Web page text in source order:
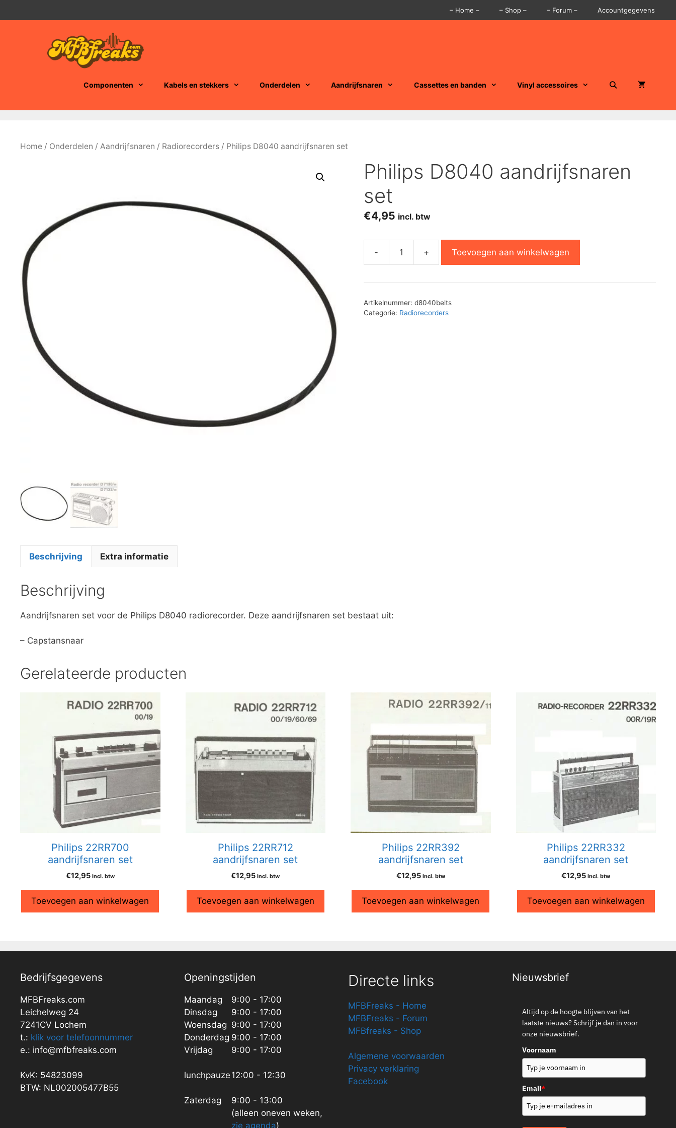
naar
– Home – – Shop – – Forum – Accountgegevens
Componenten Kabels en stekkers Onderdelen Aandrijfsnaren Cassettes en banden Vinyl accessoires
Home / Onderdelen / Aandrijfsnaren / Radiorecorders / Philips D8040 aandrijfsnaren set
Philips D8040 aandrijfsnaren
set
€4,95 incl. btw
-
aandrijfsnaren
aantal
+ Toevoegen aan winkelwagen
Artikelnummer: d8040belts
Categorie: Radiorecorders
Beschrijving Extra informatie
Beschrijving
Aandrijfsnaren set voor de Philips D8040 radiorecorder. Deze aandrijfsnaren set bestaat uit:
– Capstansnaar
Gerelateerde producten
Philips 22RR700
aandrijfsnaren set
€12,95 incl. btw
Toevoegen aan winkelwagen
Philips 22RR712
aandrijfsnaren set
€12,95 incl. btw
Toevoegen aan winkelwagen
Philips 22RR392
aandrijfsnaren set
€12,95 incl. btw
Toevoegen aan winkelwagen
Philips 22RR332
aandrijfsnaren set
€12,95 incl. btw
Toevoegen aan winkelwagen
Bedrijfsgegevens
MFBFreaks.com
Leichelweg 24
7241CV Lochem
t.: klik voor telefoonnummer
e.: info@mfbfreaks.com
KvK: 54823099
BTW: NL002005477B55
Openingstijden
Maandag
Dinsdag
Woensdag
Donderdag
Vrijdag
lunchpauze
Zaterdag
9:00 - 17:00
9:00 - 17:00
9:00 - 17:00
9:00 - 17:00
9:00 - 17:00
12:00 - 12:30
9:00 - 13:00
(alleen oneven weken,
zie agenda)
Directe links
MFBFreaks - Home
MFBFreaks - Forum
MFBfreaks - Shop
Algemene voorwaarden
Privacy verklaring
Facebook
Nieuwsbrief
Altijd op de hoogte blijven van het
laatste nieuws? Schrijf je dan in voor
onze nieuwsbrief.
Voornaam
Email*